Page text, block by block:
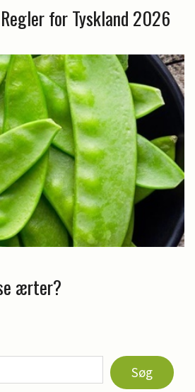
for Tyskland 2026
ærter?
Søg